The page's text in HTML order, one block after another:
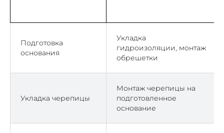
Подготовка
основания
Укладка
гидроизоляции, монтаж
обрешетки
Укладка черепицы
Монтаж черепицы на
подготовленное
основание